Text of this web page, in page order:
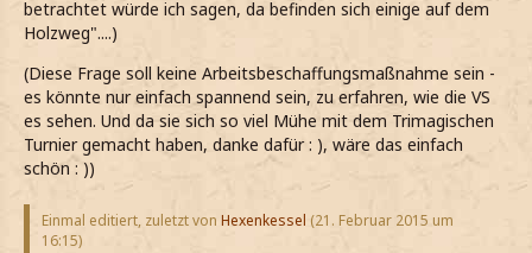
betrachtet würde ich sagen, da befinden sich einige auf dem
Holzweg"....)
(Diese Frage soll keine Arbeitsbeschaffungsmaßnahme sein -
es könnte nur einfach spannend sein, zu erfahren, wie die VS
es sehen. Und da sie sich so viel Mühe mit dem Trimagischen
Turnier gemacht haben, danke dafür : ), wäre das einfach
schön : ))
Einmal editiert, zuletzt von Hexenkessel (21. Februar 2015 um
16:15)